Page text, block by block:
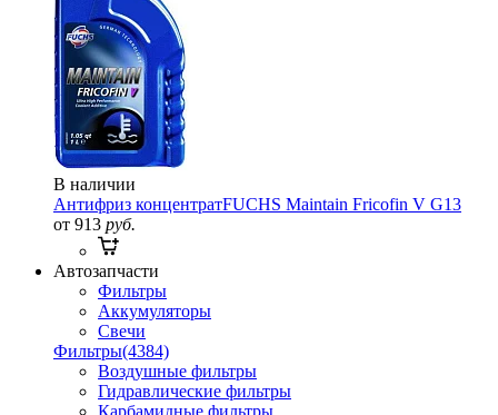
В наличии
Антифриз концентратFUCHS Maintain Fricofin V G13
от 913 руб.
Автозапчасти
Фильтры
Аккумуляторы
Свечи
Фильтры(4384)
Воздушные фильтры
Гидравлические фильтры
Карбамидные фильтры